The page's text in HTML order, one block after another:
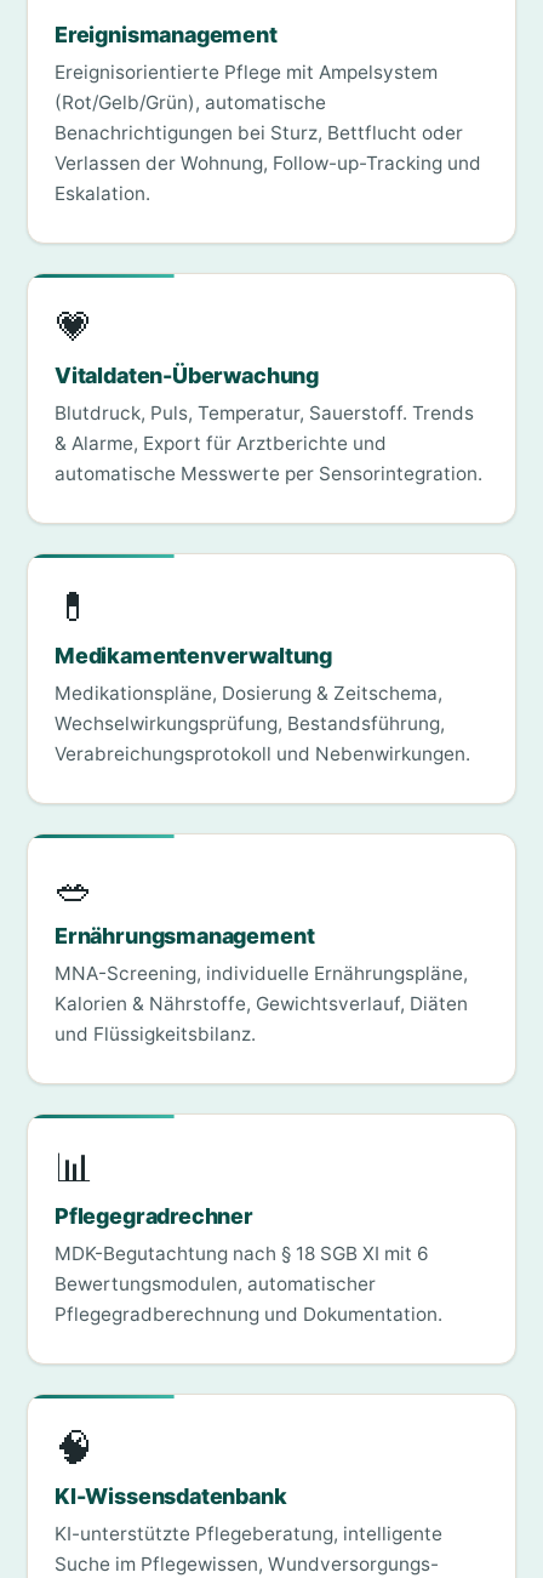
Ereignismanagement
Ereignisorientierte Pflege mit Ampelsystem
(Rot/Gelb/Grün), automatische
Benachrichtigungen bei Sturz, Bettflucht oder
Verlassen der Wohnung, Follow-up-Tracking und
Eskalation.
💗
Vitaldaten-Überwachung
Blutdruck, Puls, Temperatur, Sauerstoff. Trends
& Alarme, Export für Arztberichte und
automatische Messwerte per Sensorintegration.
💊
Medikamentenverwaltung
Medikationspläne, Dosierung & Zeitschema,
Wechselwirkungsprüfung, Bestandsführung,
Verabreichungsprotokoll und Nebenwirkungen.
🥗
Ernährungsmanagement
MNA-Screening, individuelle Ernährungspläne,
Kalorien & Nährstoffe, Gewichtsverlauf, Diäten
und Flüssigkeitsbilanz.
📊
Pflegegradrechner
MDK-Begutachtung nach § 18 SGB XI mit 6
Bewertungsmodulen, automatischer
Pflegegradberechnung und Dokumentation.
🧠
KI-Wissensdatenbank
KI-unterstützte Pflegeberatung, intelligente
Suche im Pflegewissen, Wundversorgungs-